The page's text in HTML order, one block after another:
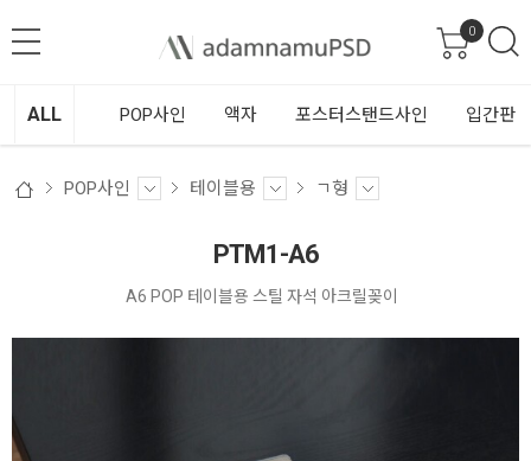
0
ALL POP사인 액자 포스터스탠드사인 입간판
POP사인 테이블용 ㄱ형
PTM1-A6
A6 POP 테이블용 스틸 자석 아크릴꽂이